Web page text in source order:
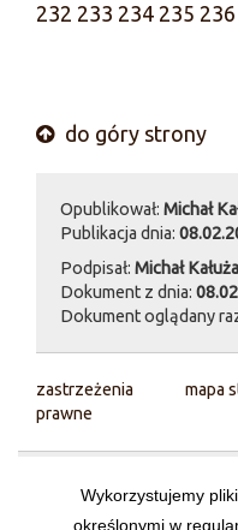
Wykorzystujemy
określonymi w
232 233 234 235 236
do góry strony
Opublikował: Michał
Publikacja dnia:
Podpisał: Michał Kałuża
Dokument z dnia:
Dokument oglądany
mapa
zastrzeżenia
prawne
Państwowa
Prezydenta